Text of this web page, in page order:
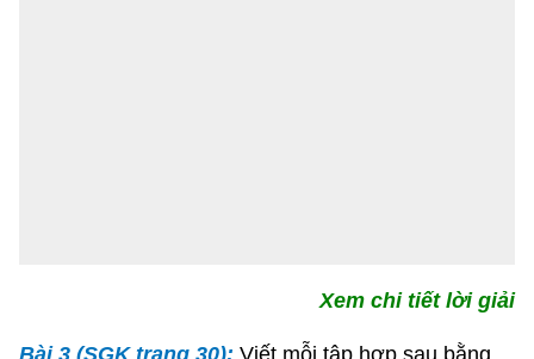
Xem chi tiết lời giải
Bài 3 (SGK trang 30): Viết mỗi tập hợp sau bằng